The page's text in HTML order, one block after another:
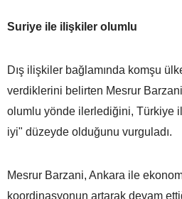
Suriye ile ilişkiler olumlu
Dış ilişkiler bağlamında komşu
verdiklerini belirten Mesrur
olumlu yönde ilerlediğini, Türkiye
iyi" düzeyde olduğunu vurguladı.
Mesrur Barzani, Ankara ile
koordinasyonun artarak devam